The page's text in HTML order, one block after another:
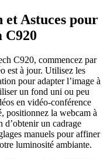
Astuces pour
C920
C920, commencez par
est à jour. Utilisez les
pour adapter l’image à
un fond uni ou peu
en vidéo-conférence
positionnez la webcam à
d’obtenir un cadrage
manuels pour affiner
luminosité ambiante.